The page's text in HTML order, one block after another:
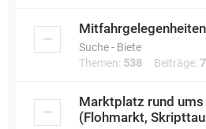
Mitfahrgelegenheiten
Suche - Biete
Themen: 538 Beiträge:
Marktplatz rund
(Flohmarkt,